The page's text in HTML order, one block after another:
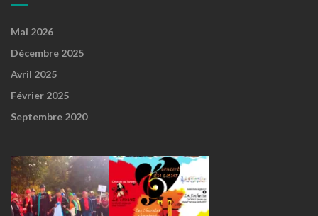
Mai 2026
Décembre 2025
Avril 2025
Février 2025
Septembre 2020